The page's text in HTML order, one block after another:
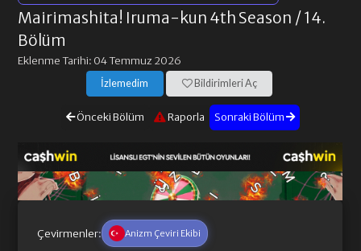
Mairimashita! Iruma-kun 4th Season / 14.
Bölüm
Eklenme Tarihi: 04 Temmuz 2026
İzlemedim Bildirimleri Aç
Önceki Bölüm Raporla Sonraki Bölüm
Çevirmenler: Anizm Çeviri Ekibi